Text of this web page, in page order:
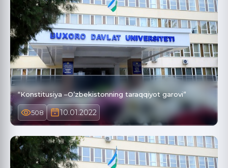
“Konstitusiya –O’zbekistonning taraqqiyot garovi”
508 10.01.2022